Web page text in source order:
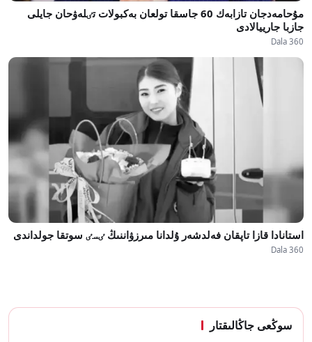
مۇحامەدجان تازابەك 60 جاسقا تولعان بەكبولات تٸلەۋحان جايلى
جازبا جارييالادى
Dala 360
استانادا قازا تاپقان فەلدشەر ۇلدانا مىرزۋاننىڭ ٸسٸ سوتقا جولداندى
Dala 360
سوڭعى جاڭالىقتار